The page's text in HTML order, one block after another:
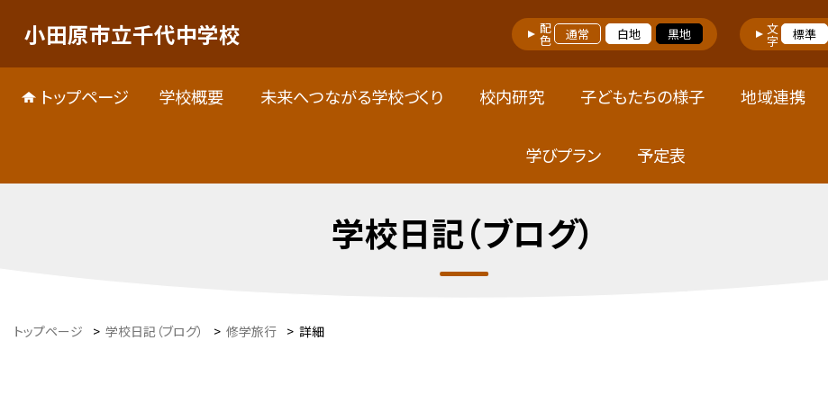
小田原市立千代中学校 配色 通常 白地 黒地 文字 標準
トップページ 学校概要 未来へつながる学校づくり 校内研究 子どもたちの様子 地域連携
学びプラン 予定表
学校日記（ブログ）
トップページ > 学校日記（ブログ） > 修学旅行 > 詳細